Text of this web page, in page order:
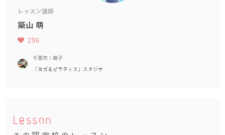
レッスン講師
築山 萌
296
千葉市：親子
「ヨガ＆ピラティス」スタジオ
Lesson